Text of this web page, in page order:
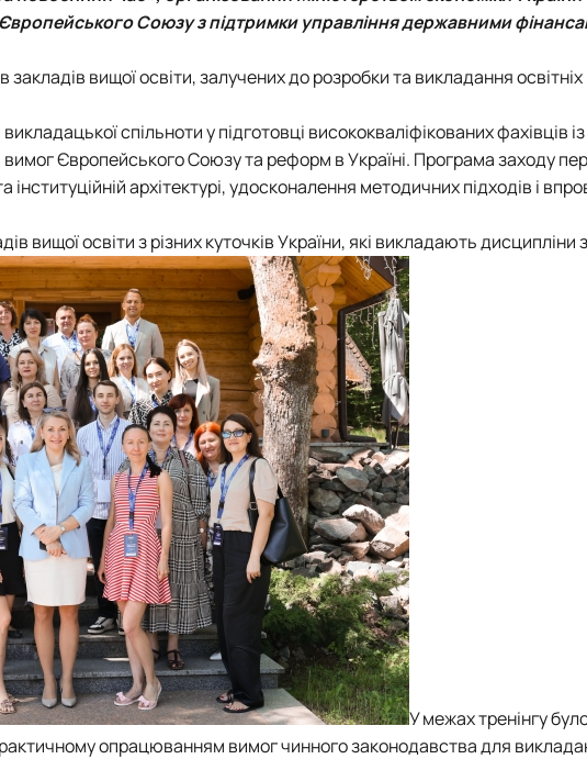
розвитку бізнес-систем, кластерів …
присвячена 75-річчю економічного фак…
туризму
Союзу з підтримки управління державними
вищої освіти, залучених до розробки та викладання освітніх
спільноти у підготовці висококваліфікованих фахівців із
вимог Європейського Союзу та реформ в Україні. Програма заходу
архітектурі, удосконалення методичних підходів і
вищої освіти з різних куточків України, які викладають дисципліни
У межах тренінгу
опрацюванням вимог чинного законодавства для